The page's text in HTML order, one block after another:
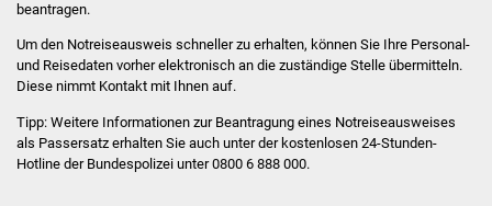
Kinder- und
Familienzentrum
Stadtwerke
Suenergie
beantragen.
Um den Notreiseausweis schneller zu erhalten, können Sie Ihre Personal-
und Reisedaten vorher elektronisch an die zuständige Stelle übermitteln.
Diese nimmt Kontakt mit Ihnen auf.
Tipp:Weitere Informationen zur Beantragung eines Notreiseausweises
als Passersatz erhalten Sie auch unter der kostenlosen 24-Stunden-
Hotline der Bundespolizei unter 0800 6 888 000.